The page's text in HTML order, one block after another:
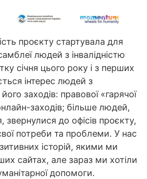
проєкту стартувала для
людей з інвалідністю
січня цього року і з перших
інтерес людей з
заходів: правової «гарячої
онлайн-заходів; більше людей,
звернулися до офісів проєкту,
потреби та проблеми. У нас
історій, якими ми
сайтах, але зараз ми хотіли
допомоги.